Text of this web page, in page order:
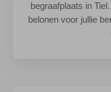
begraafplaats in
belonen voor jullie